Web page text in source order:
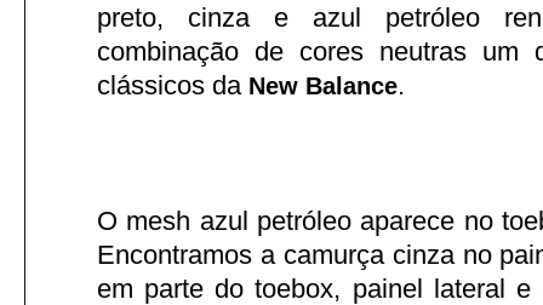
preto, cinza e azul petróleo
combinação de cores neutras um
clássicos da New Balance.
O mesh azul petróleo aparece no
Encontramos a camurça cinza no
em parte do toebox, painel lateral e